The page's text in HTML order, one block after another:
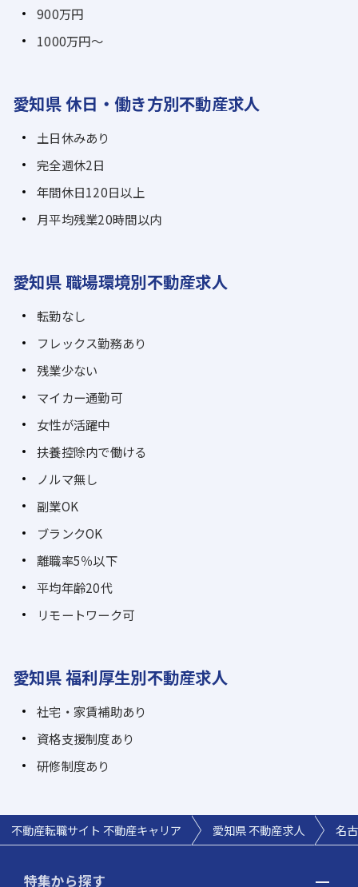
900万円
1000万円～
愛知県 休日・働き方別不動産求人
土日休みあり
完全週休2日
年間休日120日以上
月平均残業20時間以内
愛知県 職場環境別不動産求人
転勤なし
フレックス勤務あり
残業少ない
マイカー通勤可
女性が活躍中
扶養控除内で働ける
ノルマ無し
副業OK
ブランクOK
離職率5％以下
平均年齢20代
リモートワーク可
愛知県 福利厚生別不動産求人
社宅・家賃補助あり
資格支援制度あり
研修制度あり
不動産転職サイト 不動産キャリア 愛知県 不動産求人 名
特集から探す